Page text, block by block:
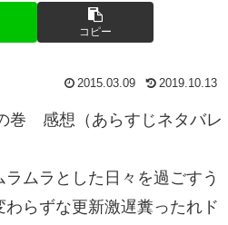
コピー
2015.03.09 2019.10.13
感想（あらすじネタバレ
ムラとした日々を過ごすう
らずな更新激遅糞ったれド